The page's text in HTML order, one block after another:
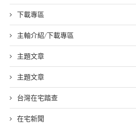
下載專區
主軸介紹/下載專區
主題文章
主題文章
台灣在宅踏查
在宅新聞